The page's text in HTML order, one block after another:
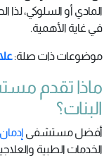
المادي أو السلوكي،
في غاية الأهمية.
موضوعات ذات صلة:
ماذا تقدم
البنات؟
أفضل مستشفى
الخدمات الطبية